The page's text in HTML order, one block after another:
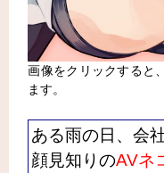
画像をクリックすると
ます。
ある雨の日、会
顔見知りのAVネ